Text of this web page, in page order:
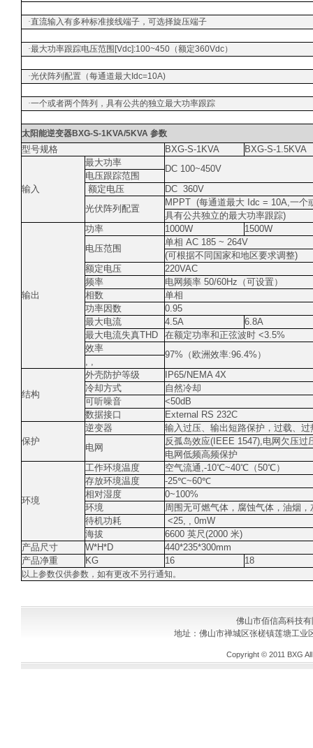
·直流输入有多种标准接线端子，可选择旋压端子
·最大功率跟踪电压范围[Vdc]:100~450（额定360Vdc）
·光伏阵列配置（每通道最大Idc=10A)
·一个或者两个阵列，具有公共的独立最大功率跟踪
太阳能逆变器BXG-S-1KVA/5KVA 参数
型号规格 BXG-S-1KVA BXG-S-1.5KVA
输入
最大功率
DC 100~450V
电压跟踪范围
额定电压
DC 360V
光伏阵列配置
MPPT (每通道最大 Idc = 10A,一个
具有公共独立的最大功率跟踪)
输出
功率 1000W
1500W
电压范围
单相 AC 185 ~ 264V
(可根据不同国家和地区要求调整)
额定电压
220VAC
频率
电网频率 50/60Hz（可设置）
相数
单相
功率因数
0.95
最大电流
4.5A
6.8A
最大电流失真THD
在额定功率和正弦波时 <3.5%
效率
97%（欧洲效率:96.4%）
, ,
结构
外壳防护等级
IP65/NEMA 4X
冷却方式
自然冷却
可听噪音
<50dB
数据接口
External RS 232C
保护
逆变器
输入过压、输出短路保护，过载、过
电网
反孤岛效应(IEEE 1547),电网欠压过
电网低频高频保护
环境
工作环境温度
空气流通,-10℃~40℃（50℃）
存放环境温度
-25℃~60℃
相对湿度
0~100%
环境
周围无可燃气体，腐蚀气体，油烟，
待机功耗
<25, , 0mW
海拔
6600 英尺(2000 米)
产品尺寸
W*H*D
440*235*300mm
产品净重
KG 16 18
以上参数仅供参数，如有更改不另行通知。
佛山市佰信高科技
地址：佛山市禅城区张槎镇莲塘工业
Copyright © 2011 BXG